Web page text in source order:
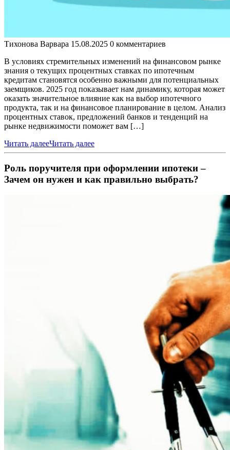
Тихонова Варвара 15.08.2025 0 комментариев
В условиях стремительных изменений на финансовом рынке
знания о текущих процентных ставках по ипотечным
кредитам становятся особенно важными для потенциальных
заемщиков. 2025 год показывает нам динамику, которая может
оказать значительное влияние как на выбор ипотечного
продукта, так и на финансовое планирование в целом. Анализ
процентных ставок, предложений банков и тенденций на
рынке недвижимости поможет вам […]
Читать далееЧитать далее
Роль поручителя при оформлении ипотеки –
Зачем он нужен и как правильно выбрать?